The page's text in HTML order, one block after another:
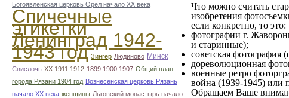
Богоявленская церковь Орёл начало ХХ века
Спичечные
этикетки
Ленинград 1942-
1943 год Зингер Людиново Минск
Свислочь XX 1911 1912 1899 1900 1907 Общий план
города Рязани 1904 год Вознесенская церковь Рязань
начало ХХ века женщины Льговский монастырь начало
Что можно считать
изобретения
если конкретно, то это:
фотографии г.
и старинные);
советская
дореволюционная
военные ретро
война (1939-1945) или
Обращаем Ваше